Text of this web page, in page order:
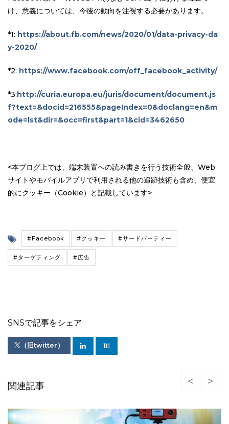
け、意義については、今後の動向を注視する必要があります。
*1: https://about.fb.com/news/2020/01/data-privacy-da
y-2020/
*2: https://www.facebook.com/off_facebook_activity/
*3:http://curia.europa.eu/juris/document/document.js
f?text=&docid=216555&pageIndex=0&doclang=en&m
ode=lst&dir=&occ=first&part=1&cid=3462650
<本ブログ上では、端末装置への読み書きを行う技術全般、Web
サイトやモバイルアプリで利用される他の追跡技術も含め、便宜
的にクッキー（Cookie）と記載しています>
#Facebook #クッキー #サードパーティー
#ターゲティング #広告
SNSで記事をシェア
（旧twitter）
関連記事